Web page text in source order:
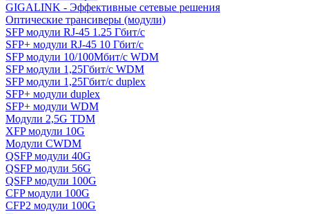
GIGALINK - Эффективные сетевые решения
Оптические трансиверы (модули)
SFP модули RJ-45 1.25 Гбит/c
SFP+ модули RJ-45 10 Гбит/c
SFP модули 10/100Мбит/с WDM
SFP модули 1,25Гбит/с WDM
SFP модули 1,25Гбит/с duplex
SFP+ модули duplex
SFP+ модули WDM
Модули 2,5G TDM
XFP модули 10G
Модули CWDM
QSFP модули 40G
QSFP модули 56G
QSFP модули 100G
CFP модули 100G
CFP2 модули 100G